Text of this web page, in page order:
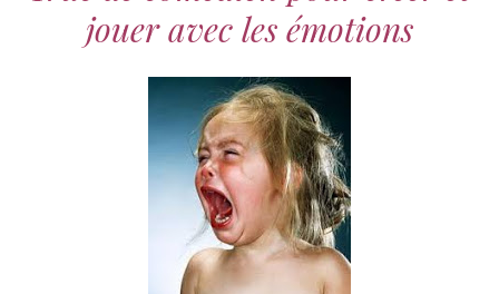
jouer avec les émotions